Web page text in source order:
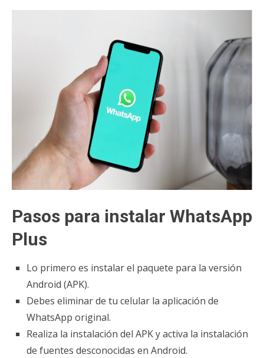
Pasos para instalar WhatsApp
Plus
Lo primero es instalar el paquete para la versión
Android (APK).
Debes eliminar de tu celular la aplicación de
WhatsApp original.
Realiza la instalación del APK y activa la instalación
de fuentes desconocidas en Android.